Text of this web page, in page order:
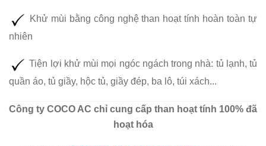
Khử mùi bằng công nghệ than hoạt tính hoàn toàn tự
nhiên
Tiện lợi khử mùi mọi ngóc ngách trong nhà: tủ lạnh, tủ
quần áo, tủ giầy, hộc tủ, giầy đép, ba lô, túi xách...
Công ty COCO AC chỉ cung cấp than hoạt tính 100% đã
hoạt hóa